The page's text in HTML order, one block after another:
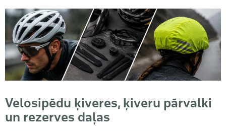
Velosipēdu ķiveres, ķiveru pārvalki
un rezerves daļas